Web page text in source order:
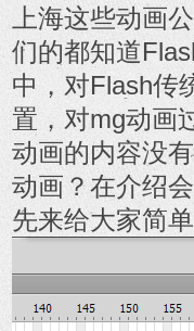
上海这些动画
们的都知道
中，对Flash传
置，对mg动画
动画的内容没
动画？在介绍
先来给大家简